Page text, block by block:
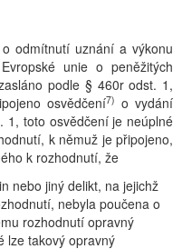
odmítnutí uznání a výkonu
unie o peněžitých
podle § 460r odst. 1,
osvědčení7) o vydání
1, toto osvědčení je neúplné
k němuž je připojeno,
k rozhodnutí, že
nebo jiný delikt, na jejichž
nebyla poučena o
rozhodnutí opravný
lze takový opravný